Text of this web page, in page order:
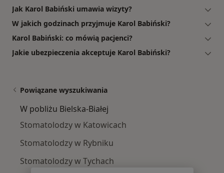
Jak Karol Babiński umawia wizyty?
W jakich godzinach przyjmuje Karol Babiński?
Karol Babiński: co mówią pacjenci?
Jakie ubezpieczenia akceptuje Karol Babiński?
Powiązane wyszukiwania
W pobliżu Bielska-Białej
Stomatolodzy w Katowicach
Stomatolodzy w Rybniku
Stomatolodzy w Tychach